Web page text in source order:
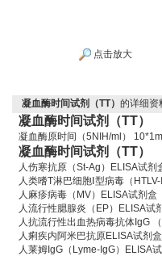
点击放大
凝血酶时间试剂（TT） 的详细资
凝血酶时间试剂（TT）
凝血酶原时间（5NIH/ml）
凝血酶时间试剂（TT）
人伤寒抗原（St-Ag）ELISA试剂
人类嗜T淋巴细胞Ⅰ型病毒（
人麻疹病毒（MV）ELISA试剂盒
人流行性腮腺炎（EP）ELISA试
人抗流行性出血热病毒抗体IgG
人痢疾内阿米巴抗原ELISA试剂盒
人莱姆IgG（Lyme-IgG）ELISA